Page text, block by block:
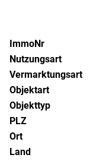
ImmoNr
Nutzungsart
Vermarktungsart
Objektart
Objekttyp
PLZ
Ort
Land